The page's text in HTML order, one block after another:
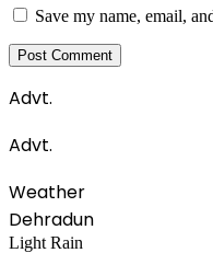
Save my name, email,
Advt.
Advt.
Weather
Dehradun
Light Rain